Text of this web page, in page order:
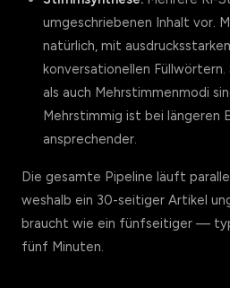
umgeschriebenen Inhalt vor.
natürlich, mit
konversationellen
als auch Mehrstimmenmodi
Mehrstimmig ist bei längeren
ansprechender.
Die gesamte Pipeline läuft
weshalb ein 30-seitiger Artikel
braucht wie ein fünfseitiger —
fünf Minuten.